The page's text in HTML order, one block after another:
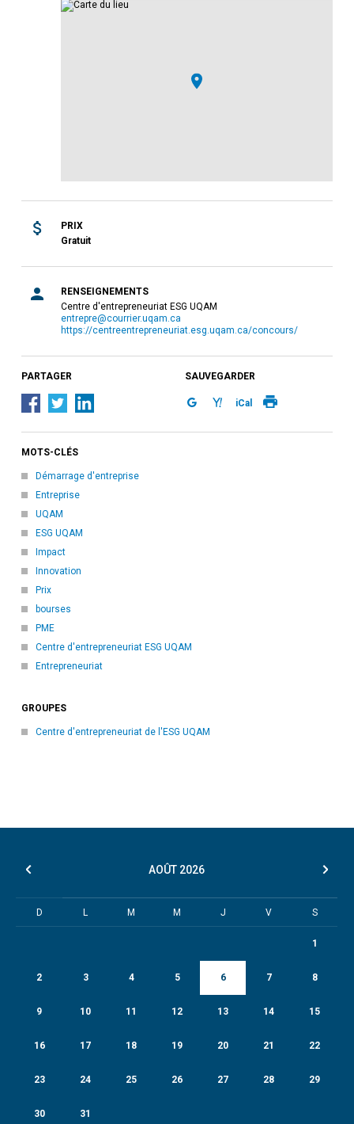
PRIX
Gratuit
RENSEIGNEMENTS
Centre d'entrepreneuriat ESG UQAM
entrepre@courrier.uqam.ca
https://centreentrepreneuriat.esg.uqam.ca/concours/
PARTAGER SAUVEGARDER
iCal
MOTS-CLÉS
Démarrage d'entreprise
Entreprise
UQAM
ESG UQAM
Impact
Innovation
Prix
bourses
PME
Centre d'entrepreneuriat ESG UQAM
Entrepreneuriat
GROUPES
Centre d'entrepreneuriat de l'ESG UQAM
AOÛT 2026
D L M M J V S
1
2 3 4 5 6 7 8
9 10 11 12 13 14 15
16 17 18 19 20 21 22
23 24 25 26 27 28 29
30 31